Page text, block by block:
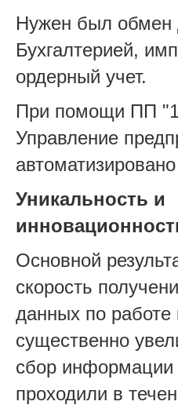
Нужен был обмен
Бухгалтерией,
ордерный учет.
При помощи ПП
Управление
Уникальность и
Основной
скорость
данных по работе
существенно
сбор информации
проходили в